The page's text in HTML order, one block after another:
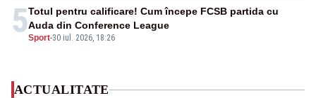
5Sport-30 iul. 2026, 18:26
Totul pentru calificare! Cum începe FCSB partida cu
Auda din Conference League
ACTUALITATE